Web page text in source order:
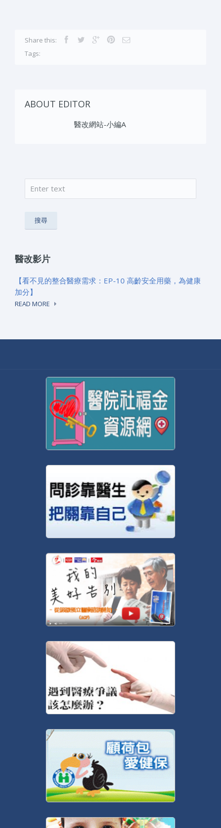
Share this:
Tags:
ABOUT EDITOR
醫改網站-小編A
搜尋表單
醫改影片
【看不見的整合醫療需求：EP-10 高齡安全用藥，為健康
加分】
READ MORE